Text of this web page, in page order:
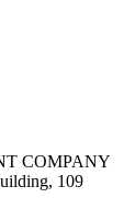
COMPANY
109